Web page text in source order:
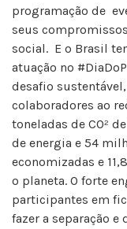
programação de
seus
social. E o Brasil
atuação no
desafio
colaboradores ao
toneladas de CO²
de energia e 54
economizadas e
o planeta. O forte
participantes em
fazer a separação